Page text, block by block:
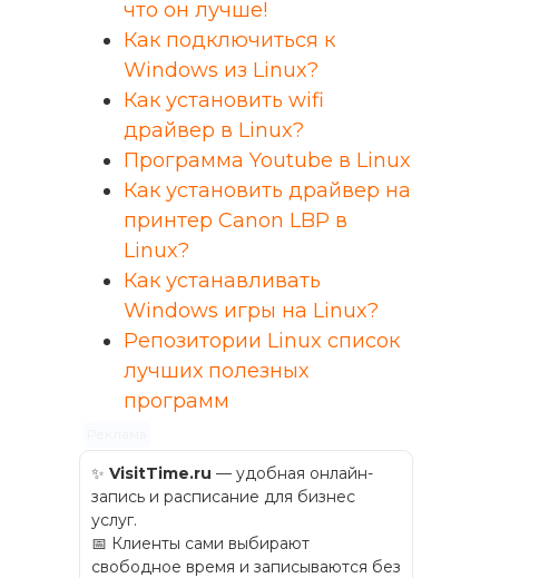
что он лучше!
Как подключиться к
Windows из Linux?
Как установить wifi
драйвер в Linux?
Программа Youtube в Linux
Как установить драйвер на
принтер Canon LBP в
Linux?
Как устанавливать
Windows игры на Linux?
Репозитории Linux список
лучших полезных
программ
✨ VisitTime.ru — удобная онлайн-
запись и расписание для бизнес
услуг.
📅 Клиенты сами выбирают
свободное время и записываются без